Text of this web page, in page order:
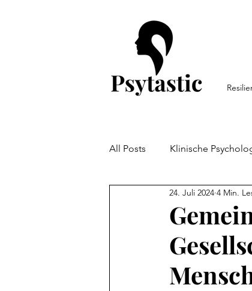
All Posts Klinische
Persönlichkeitspsychologie
Arbeitspsychologie
24. Juli 2024 4 Min.